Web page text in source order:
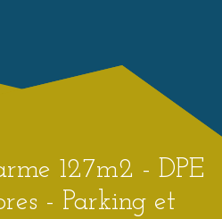
127m2 - DPE
- Parking et